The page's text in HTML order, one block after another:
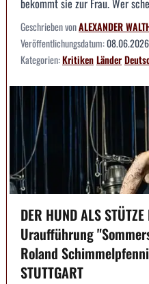
Geschrieben vonALEXANDER
Veröffentlichungsdatum:08.06.2026
Kategorien:KritikenLänder
DER HUND ALS
Uraufführung
Roland
STUTTGART